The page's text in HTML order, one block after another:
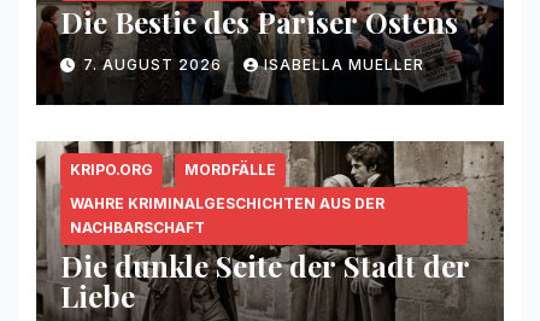
Die Bestie des Pariser Ostens
7. AUGUST 2026 ISABELLA MUELLER
KRIPO.ORG
MORDFÄLLE
WAHRE KRIMINALGESCHICHTEN AUS DER
NACHBARSCHAFT
Die dunkle Seite der Stadt der
Liebe